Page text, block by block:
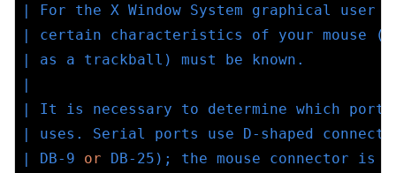
| For the X Window System graphical
| certain characteristics of your mouse (
| as a trackball) must be known.
|
| It is necessary to determine which port
| uses. Serial ports use D-shaped
| DB-9 or DB-25); the mouse connector is